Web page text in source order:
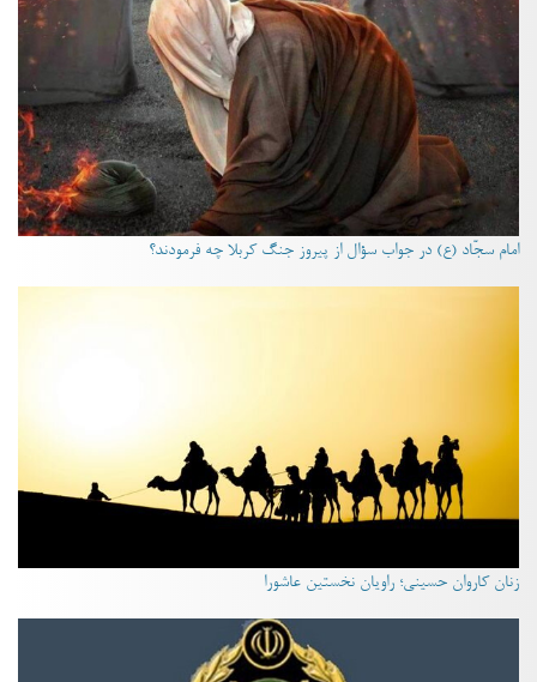
امام سجّاد (ع) در جواب سؤال از پیروز جنگ کربلا چه فرمودند؟
زنان کاروان حسینی؛ راویان نخستین عاشورا